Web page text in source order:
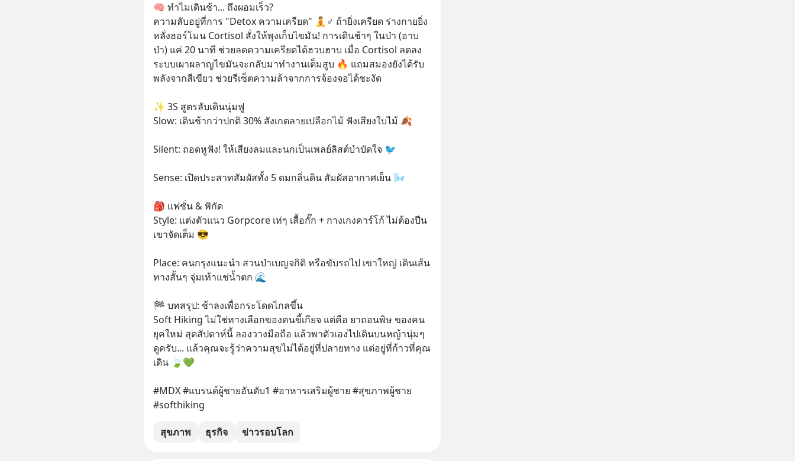
🧠 ทำไมเดินช้า... ถึงผอมเร็ว?
ความลับอยู่ที่การ "Detox ความเครียด" 🧘♂️ ถ้ายิ่งเครียด ร่างกายยิ่ง
หลั่งฮอร์โมน Cortisol สั่งให้พุงเก็บไขมัน! การเดินช้าๆ ในป่า (อาบ
ป่า) แค่ 20 นาที ช่วยลดความเครียดได้ฮวบฮาบ เมื่อ Cortisol ลดลง
ระบบเผาผลาญไขมันจะกลับมาทำงานเต็มสูบ 🔥 แถมสมองยังได้รับ
พลังจากสีเขียว ช่วยรีเซ็ตความล้าจากการจ้องจอได้ชะงัด
✨ 3S สูตรลับเดินนุ่มฟู
Slow: เดินช้ากว่าปกติ 30% สังเกตลายเปลือกไม้ ฟังเสียงใบไม้ 🍂
Silent: ถอดหูฟัง! ให้เสียงลมและนกเป็นเพลย์ลิสต์บำบัดใจ 🐦
Sense: เปิดประสาทสัมผัสทั้ง 5 ดมกลิ่นดิน สัมผัสอากาศเย็น 🌬️
🎒 แฟชั่น & พิกัด
Style: แต่งตัวแนว Gorpcore เท่ๆ เสื้อกั๊ก + กางเกงคาร์โก้ ไม่ต้องปีน
เขาจัดเต็ม 😎
Place: คนกรุงแนะนำ สวนป่าเบญจกิติ หรือขับรถไป เขาใหญ่ เดินเส้น
ทางสั้นๆ จุ่มเท้าแช่น้ำตก 🌊
🏁 บทสรุป: ช้าลงเพื่อกระโดดไกลขึ้น
Soft Hiking ไม่ใช่ทางเลือกของคนขี้เกียจ แต่คือ ยาถอนพิษ ของคน
ยุคใหม่ สุดสัปดาห์นี้ ลองวางมือถือ แล้วพาตัวเองไปเดินบนหญ้านุ่มๆ
ดูครับ... แล้วคุณจะรู้ว่าความสุขไม่ได้อยู่ที่ปลายทาง แต่อยู่ที่ก้าวที่คุณ
เดิน 🍃💚
#MDX #แบรนด์ผู้ชายอันดับ1 #อาหารเสริมผู้ชาย #สุขภาพผู้ชาย
#softhiking
สุขภาพ ธุรกิจ ข่าวรอบโลก